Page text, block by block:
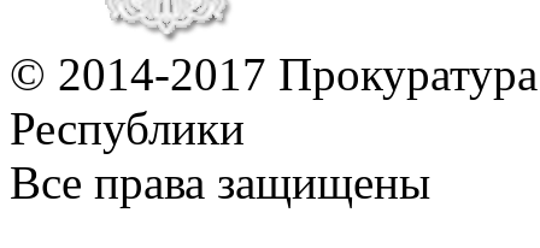
© 2014-2017
Республики
Все права защищены